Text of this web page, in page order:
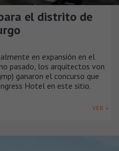
el distrito de
en expansión en el
pasado, los arquitectos von
ganaron el concurso que
Hotel en este sitio.
VER +